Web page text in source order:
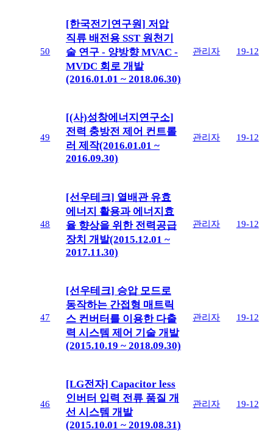
50
[한국전기연구원] 저압
직류 배전용 SST 원천기
술 연구 - 양방향 MVAC -
MVDC 회로 개발
(2016.01.01 ~ 2018.06.30)
관리자 19-12
49
[(사)성창에너지연구소]
전력 충방전 제어 컨트롤
러 제작(2016.01.01 ~
2016.09.30)
관리자 19-12
48
[선우테크] 열배관 유효
에너지 활용과 에너지효
율 향상을 위한 전력공급
장치 개발(2015.12.01 ~
2017.11.30)
관리자 19-12
47
[선우테크] 승압 모드로
동작하는 간접형 매트릭
스 컨버터를 이용한 다출
력 시스템 제어 기술 개발
(2015.10.19 ~ 2018.09.30)
관리자 19-12
46
[LG전자] Capacitor less
인버터 입력 전류 품질 개
선 시스템 개발
(2015.10.01 ~ 2019.08.31)
관리자 19-12